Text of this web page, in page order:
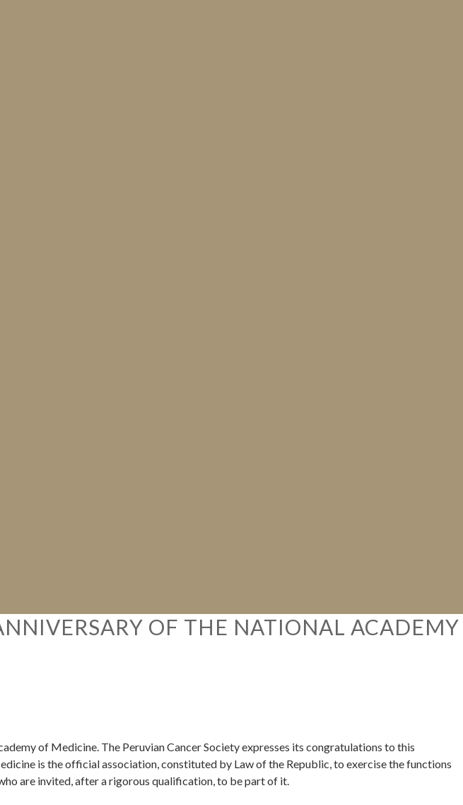
OF THE NATIONAL ACADEMY
of Medicine. The Peruvian Cancer Society expresses its congratulations to this
is the official association, constituted by Law of the Republic, to exercise the functions
are invited, after a rigorous qualification, to be part of it.